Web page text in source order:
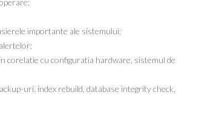
importante ale sistemului;
corelatie cu configuratia hardware, sistemul de
uri, index rebuild, database integrity check,